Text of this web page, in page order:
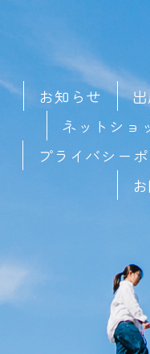
お知らせ
ネットショ
プライバシー